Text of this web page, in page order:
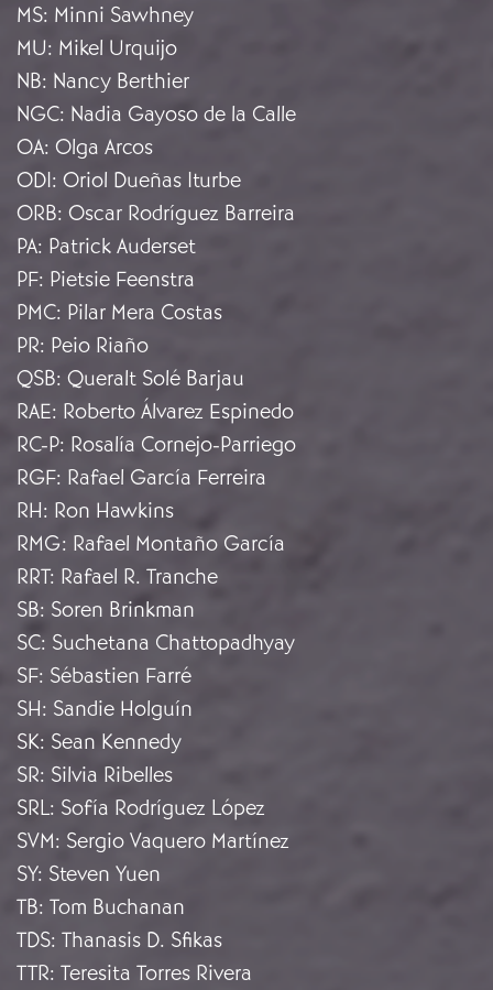
MS: Minni Sawhney
MU: Mikel Urquijo
NB: Nancy Berthier
NGC: Nadia Gayoso de la Calle
OA: Olga Arcos
ODI: Oriol Dueñas Iturbe
ORB: Oscar Rodríguez Barreira
PA: Patrick Auderset
PF: Pietsie Feenstra
PMC: Pilar Mera Costas
PR: Peio Riaño
QSB: Queralt Solé Barjau
RAE: Roberto Álvarez Espinedo
RC-P: Rosalía Cornejo-Parriego
RGF: Rafael García Ferreira
RH: Ron Hawkins
RMG: Rafael Montaño García
RRT: Rafael R. Tranche
SB: Soren Brinkman
SC: Suchetana Chattopadhyay
SF: Sébastien Farré
SH: Sandie Holguín
SK: Sean Kennedy
SR: Silvia Ribelles
SRL: Sofía Rodríguez López
SVM: Sergio Vaquero Martínez
SY: Steven Yuen
TB: Tom Buchanan
TDS: Thanasis D. Sfikas
TTR: Teresita Torres Rivera